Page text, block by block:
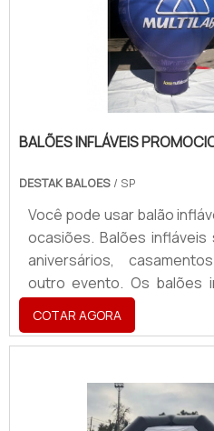
BALÕES INFLÁVEIS
DESTAK BALOES / SP
Você pode usar balão
ocasiões. Balões infláveis
aniversários,
outro evento. Os balões
ser usados para tornar o
mais alegre e vibrante,
divertidos e grandes
campanhas publicitárias,
outros materiais,
COTAR AGORA